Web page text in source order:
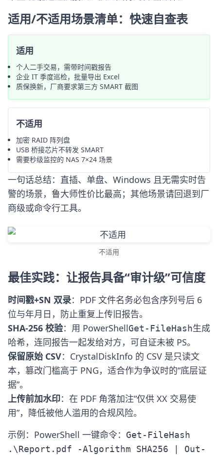
适用/不适用场景清单：快速自查表
适用
个人二手交易，需带时间戳报告
企业 IT 季度巡检，批量导出 Excel
质保换新，厂商要求第三方 SMART 截图
不适用
加密 RAID 阵列盘
USB 桥接芯片不转发 SMART
需要秒级监控的 NAS 7×24 场景
一句话总结：直插、单盘、Windows 且无需实时告
警的场景，鲁大师性价比最高；其他场景请回退到厂
商级或命令行工具。
不适用
最佳实践：让报告具备“审计级”可信度
时间戳+SN 双录：PDF 文件名务必包含序列号后 6
位与年月日，防止重复上传旧报告。
SHA-256 校验：用 PowerShellGet-FileHash生成
哈希，连同报告一起发给对方，可自证未被 PS。
保留原始 CSV：CrystalDiskInfo 的 CSV 是只读文
本，篡改门槛高于 PNG，适合作为争议时的“底层证
据”。
上传前加水印：在 PDF 角落加注“仅供 XX 交易使
用”，降低被他人滥用的合规风险。
示例：PowerShell 一键命令：
Get-FileHash
.\Report.pdf -Algorithm SHA256 | Out-